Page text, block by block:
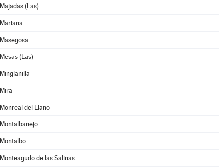
Majadas (Las)
Mariana
Masegosa
Mesas (Las)
Minglanilla
Mira
Monreal del Llano
Montalbanejo
Montalbo
Monteagudo de las Salinas